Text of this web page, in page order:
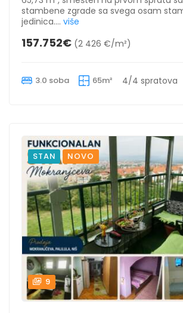
stambene zgrade sa svega osam
jedinica.... više
157.752€ (2 426 €/m²)
3.0 soba 65m² 4/4 spratova
STAN NOVO
9